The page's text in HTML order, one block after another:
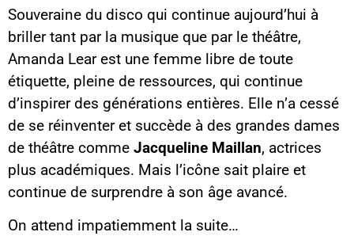
Souveraine du disco qui continue aujourd’hui à
briller tant par la musique que par le théâtre,
Amanda Lear est une femme libre de toute
étiquette, pleine de ressources, qui continue
d’inspirer des générations entières. Elle n’a cessé
de se réinventer et succède à des grandes dames
de théâtre comme Jacqueline Maillan, actrices
plus académiques. Mais l’icône sait plaire et
continue de surprendre à son âge avancé.
On attend impatiemment la suite…